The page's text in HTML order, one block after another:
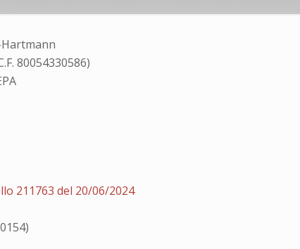
Hartmann
80054330586)
211763 del 20/06/2024